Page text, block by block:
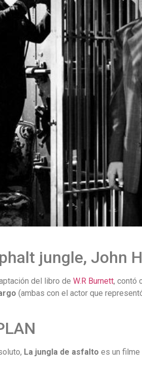
jungle, John
del libro de W.R Burnett, contó
(ambas con el actor que
La jungla de asfalto es un filme